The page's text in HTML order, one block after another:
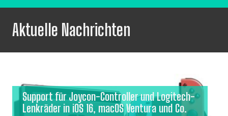
Aktuelle Nachrichten
Support für Joycon-Controller und Logitech-
Lenkräder in iOS 16, macOS Ventura und Co.